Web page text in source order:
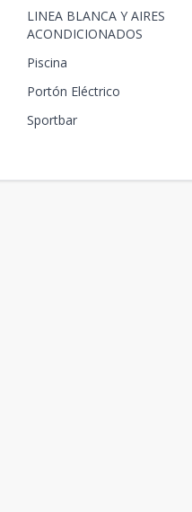
LINEA BLANCA Y AIRES
ACONDICIONADOS
Piscina
Portón Eléctrico
Sportbar